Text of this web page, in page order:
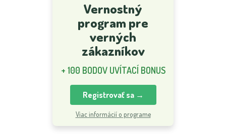
Vernostný
program pre
verných
zákazníkov
+ 100 BODOV UVÍTACÍ BONUS
Registrovať sa →
Viac informácií o programe